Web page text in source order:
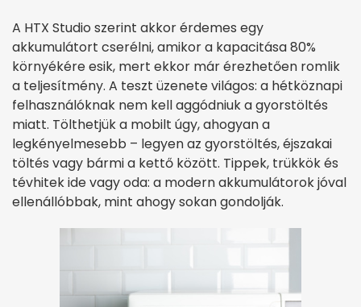
A HTX Studio szerint akkor érdemes egy
akkumulátort cserélni, amikor a kapacitása 80%
környékére esik, mert ekkor már érezhetően romlik
a teljesítmény. A teszt üzenete világos: a hétköznapi
felhasználóknak nem kell aggódniuk a gyorstöltés
miatt. Tölthetjük a mobilt úgy, ahogyan a
legkényelmesebb – legyen az gyorstöltés, éjszakai
töltés vagy bármi a kettő között. Tippek, trükkök és
tévhitek ide vagy oda: a modern akkumulátorok jóval
ellenállóbbak, mint ahogy sokan gondolják.